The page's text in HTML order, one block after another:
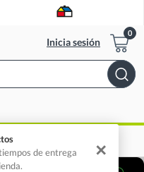
Inicia sesión
de entrega
✕